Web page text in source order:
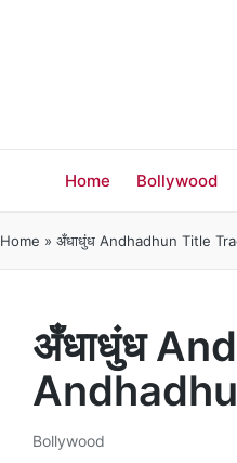
Home Bollywood
Home » अँधाधुंध Andhadhun Title
अँधाधुंध
Posted
Bollywood